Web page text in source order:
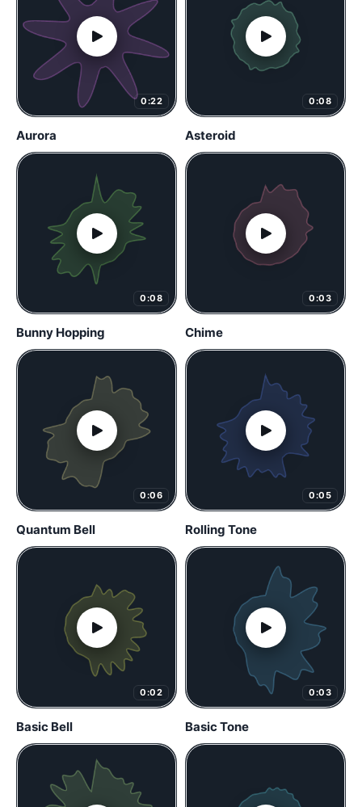
0:22
Aurora
0:08
Asteroid
0:08
Bunny Hopping
0:03
Chime
0:06
Quantum Bell
0:05
Rolling Tone
0:02
Basic Bell
0:03
Basic Tone